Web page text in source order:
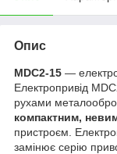
Опис
MDC2-15 ―
Електропривід
рухами
компактним,
пристроєм.
замінює серію